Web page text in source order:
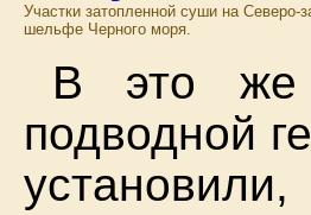
Участки затопленной суши на Северо-
шельфе Черного моря.
В это же
подводной